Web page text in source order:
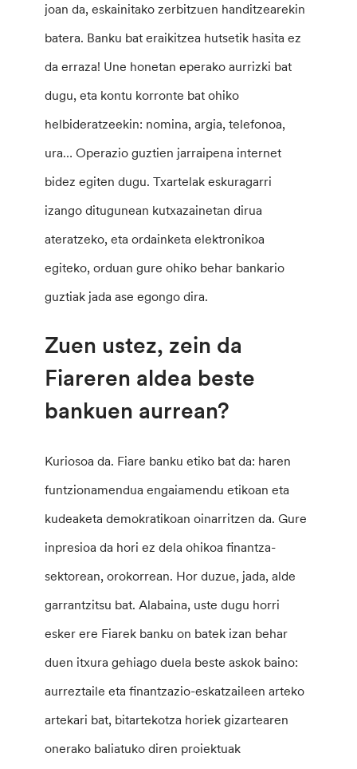
joan da, eskainitako zerbitzuen handitzearekin
batera. Banku bat eraikitzea hutsetik hasita ez
da erraza! Une honetan eperako aurrizki bat
dugu, eta kontu korronte bat ohiko
helbideratzeekin: nomina, argia, telefonoa,
ura… Operazio guztien jarraipena internet
bidez egiten dugu. Txartelak eskuragarri
izango ditugunean kutxazainetan dirua
ateratzeko, eta ordainketa elektronikoa
egiteko, orduan gure ohiko behar bankario
guztiak jada ase egongo dira.
Zuen ustez, zein da
Fiareren aldea beste
bankuen aurrean?
Kuriosoa da. Fiare banku etiko bat da: haren
funtzionamendua engaiamendu etikoan eta
kudeaketa demokratikoan oinarritzen da. Gure
inpresioa da hori ez dela ohikoa finantza-
sektorean, orokorrean. Hor duzue, jada, alde
garrantzitsu bat. Alabaina, uste dugu horri
esker ere Fiarek banku on batek izan behar
duen itxura gehiago duela beste askok baino:
aurreztaile eta finantzazio-eskatzaileen arteko
artekari bat, bitartekotza horiek gizartearen
onerako baliatuko diren proiektuak